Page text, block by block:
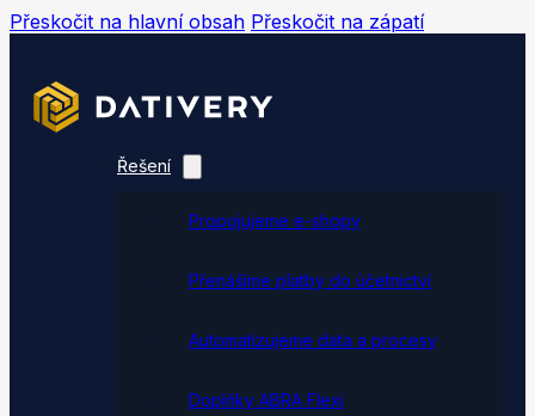
Přeskočit na hlavní obsah Přeskočit na zápatí
Řešení
Propojujeme e-shopy
Přenášíme platby do účetnictví
Automatizujeme data a procesy
Doplňky ABRA Flexi